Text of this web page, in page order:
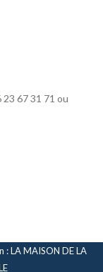
23 67 31 71 ou
: LA MAISON DE LA